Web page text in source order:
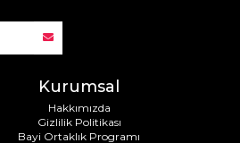
Kurumsal
Hakkımızda
Gizlilik Politikası
Bayi Ortaklık Programı